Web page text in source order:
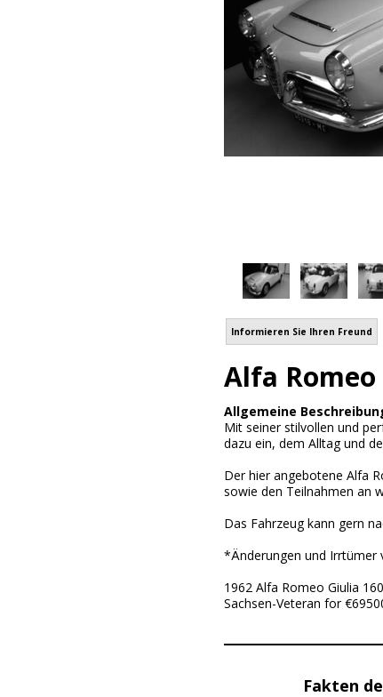
Informieren Sie Ihren Freund
Alfa Romeo
Allgemeine
Mit seiner stilvollen und
dazu ein, dem Alltag und
Der hier angebotene Alfa
sowie den Teilnahmen an
Das Fahrzeug kann gern
*Änderungen und Irrtümer
1962 Alfa Romeo Giulia
Sachsen-Veteran for
Fakten